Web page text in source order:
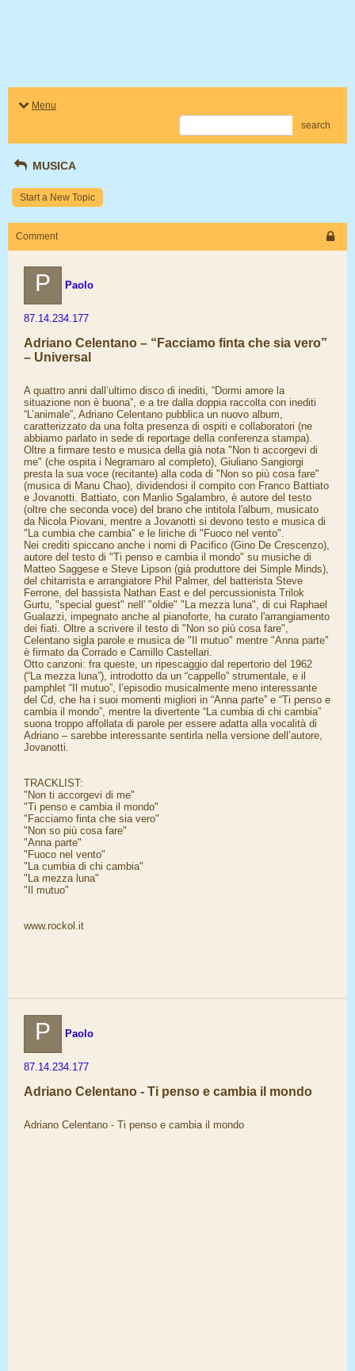
Menu
search
MUSICA
Start a New Topic
Comment
P Paolo
87.14.234.177
Adriano Celentano – “Facciamo finta che sia vero”
– Universal
A quattro anni dall’ultimo disco di inediti, “Dormi amore la
situazione non è buona”, e a tre dalla doppia raccolta con inediti
“L’animale”, Adriano Celentano pubblica un nuovo album,
caratterizzato da una folta presenza di ospiti e collaboratori (ne
abbiamo parlato in sede di reportage della conferenza stampa).
Oltre a firmare testo e musica della già nota "Non ti accorgevi di
me" (che ospita i Negramaro al completo), Giuliano Sangiorgi
presta la sua voce (recitante) alla coda di "Non so più cosa fare"
(musica di Manu Chao), dividendosi il compito con Franco Battiato
e Jovanotti. Battiato, con Manlio Sgalambro, è autore del testo
(oltre che seconda voce) del brano che intitola l'album, musicato
da Nicola Piovani, mentre a Jovanotti si devono testo e musica di
"La cumbia che cambia" e le liriche di "Fuoco nel vento".
Nei crediti spiccano anche i nomi di Pacifico (Gino De Crescenzo),
autore del testo di "Ti penso e cambia il mondo" su musiche di
Matteo Saggese e Steve Lipson (già produttore dei Simple Minds),
del chitarrista e arrangiatore Phil Palmer, del batterista Steve
Ferrone, del bassista Nathan East e del percussionista Trilok
Gurtu, "special guest" nell' "oldie" "La mezza luna", di cui Raphael
Gualazzi, impegnato anche al pianoforte, ha curato l'arrangiamento
dei fiati. Oltre a scrivere il testo di "Non so più cosa fare",
Celentano sigla parole e musica de "Il mutuo" mentre "Anna parte"
è firmato da Corrado e Camillo Castellari.
Otto canzoni: fra queste, un ripescaggio dal repertorio del 1962
(“La mezza luna”), introdotto da un “cappello” strumentale, e il
pamphlet “Il mutuo”, l’episodio musicalmente meno interessante
del Cd, che ha i suoi momenti migliori in “Anna parte” e “Ti penso e
cambia il mondo”, mentre la divertente “La cumbia di chi cambia”
suona troppo affollata di parole per essere adatta alla vocalità di
Adriano – sarebbe interessante sentirla nella versione dell’autore,
Jovanotti.
TRACKLIST:
"Non ti accorgevi di me"
"Ti penso e cambia il mondo"
"Facciamo finta che sia vero"
"Non so più cosa fare"
"Anna parte"
"Fuoco nel vento"
"La cumbia di chi cambia"
"La mezza luna"
"Il mutuo"
www.rockol.it
P Paolo
87.14.234.177
Adriano Celentano - Ti penso e cambia il mondo
Adriano Celentano - Ti penso e cambia il mondo